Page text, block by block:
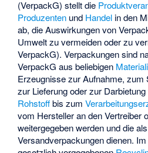
(VerpackG) stellt die
Produzenten und Handel in den
ab, die Auswirkungen von
Umwelt zu vermeiden oder zu
VerpackG). Verpackungen sind
VerpackG aus beliebigen
Erzeugnisse zur Aufnahme, zum
zur Lieferung oder zur
Rohstoffbis zum
vom Hersteller an den Vertreiber
weitergegeben werden und die
Versandverpackungen dienen.